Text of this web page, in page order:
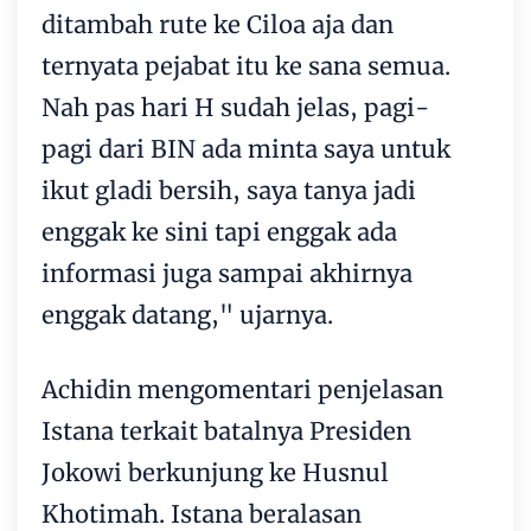
ditambah rute ke Ciloa aja dan
ternyata pejabat itu ke sana semua.
Nah pas hari H sudah jelas, pagi-
pagi dari BIN ada minta saya untuk
ikut gladi bersih, saya tanya jadi
enggak ke sini tapi enggak ada
informasi juga sampai akhirnya
enggak datang," ujarnya.
Achidin mengomentari penjelasan
Istana terkait batalnya Presiden
Jokowi berkunjung ke Husnul
Khotimah. Istana beralasan